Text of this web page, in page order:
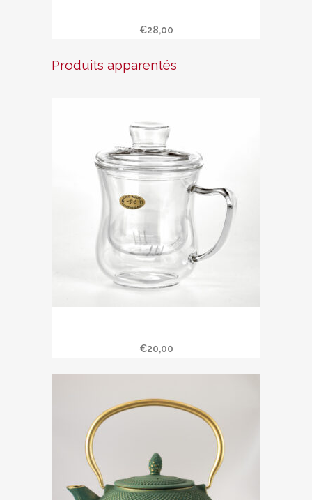
€28,00
Produits apparentés
€20,00